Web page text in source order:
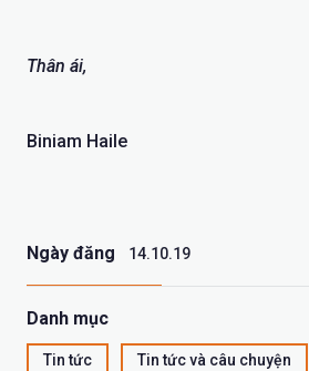
Thân ái,
Biniam Haile
Ngày đăng 14.10.19
Danh mục
Tin tức Tin tức và câu chuyện